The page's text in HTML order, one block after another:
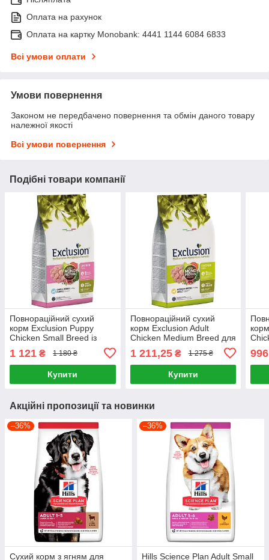
Оплата на рахунок
Оплата на картку Monobank: 4441 1144 6084 6833
Всі умови оплати
Умови повернення
Законом не передбачено повернення та обмін даного товару
належної якості
Всі умови повернення
Подібні товари компанії
Повнораційний сухий
корм Exclusion Puppy
Chicken Small Breed із
курки для цуценят дрібних
порід 2 кг
1 121 ₴ 1 180 ₴
Купити
Повнораційний сухий
корм Exclusion Adult
Chicken Medium Breed для
дорослих собак середніх
порід з куркою 3 кг
1 211,25₴ 1 275 ₴
Купити
Акційні пропозиції та новинки
–36%
Сухий корм з ягням для
–36%
Hills Science Plan Adult Small